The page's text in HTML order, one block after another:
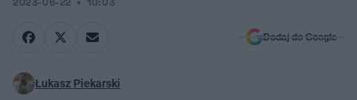
Dodaj do Google
Łukasz Piekarski